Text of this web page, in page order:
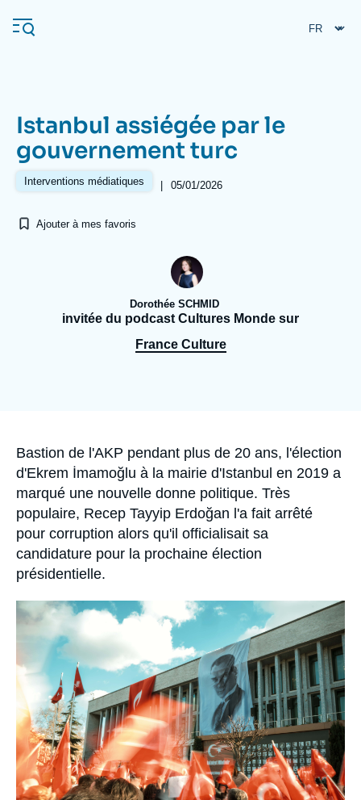
au
contenu
Navigation
principale
L'Ifri
Analyses
Recherches fréquentes
Proche-Orient
Istanbul assiégée par le
gouvernement turc
Interventions médiatiques | 05/01/2026
Ajouter à mes favoris
Dorothée SCHMID
invitée du podcast Cultures Monde sur
France Culture
Accroche
Bastion de l'AKP pendant plus de 20 ans, l'élection
d'Ekrem İmamoğlu à la mairie d'Istanbul en 2019 a
marqué une nouvelle donne politique. Très
populaire, Recep Tayyip Erdoğan l'a fait arrêté
pour corruption alors qu'il officialisait sa
candidature pour la prochaine élection
présidentielle.
Image
principale
médiatique